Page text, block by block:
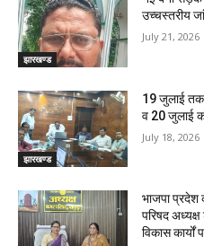
झारखण्ड
उच्चस्तरीय
July 21, 2026
झारखण्ड
19 जुलाई तक
व 20 जुलाई
July 18, 2026
भाजपा प्रदेश
परिषद
विकास कार्यों